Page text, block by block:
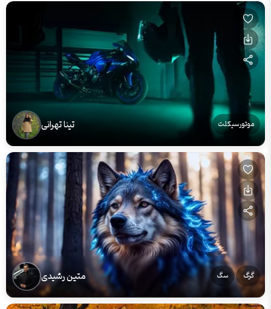
موتورسیکلت تینا تهرانی
گرگ سگ متین رشیدی